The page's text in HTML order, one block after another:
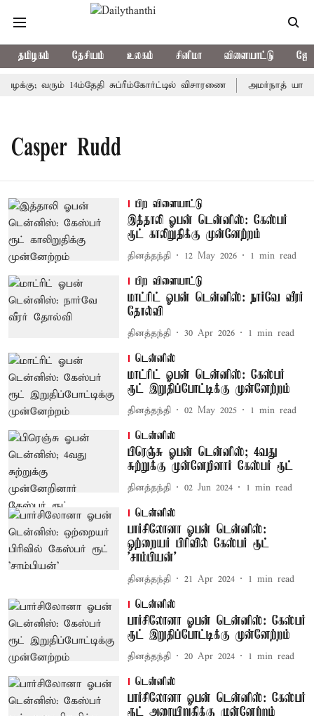
தமிழகம் தேசியம் உலகம் சினிமா விளையாட்டு
வரும் 14ம்தேதி சுப்ரீம்கோர்ட்டில் விசாரணை அமர்நாத்
Casper Rudd
பிற விளையாட்டு
இத்தாலி ஓபன் டென்னிஸ்: கேஸ்பர்
ரூட் காலிறுதிக்கு முன்னேற்றம்
தினத்தந்தி 12 May 2026 1 min read
பிற விளையாட்டு
மாட்ரிட் ஓபன் டென்னிஸ்: நார்வே வீரர்
தோல்வி
தினத்தந்தி 30 Apr 2026 1 min read
டென்னிஸ்
மாட்ரிட் ஓபன் டென்னிஸ்: கேஸ்பர்
ரூட் இறுதிப்போட்டிக்கு முன்னேற்றம்
தினத்தந்தி 02 May 2025 1 min read
டென்னிஸ்
பிரெஞ்சு ஓபன் டென்னிஸ்; 4வது
சுற்றுக்கு முன்னேறினார் கேஸ்பர் ரூட்
தினத்தந்தி 02 Jun 2024 1 min read
டென்னிஸ்
பார்சிலோனா ஓபன் டென்னிஸ்:
ஒற்றையர் பிரிவில் கேஸ்பர் ரூட்
'சாம்பியன்'
தினத்தந்தி 21 Apr 2024 1 min read
டென்னிஸ்
பார்சிலோனா ஓபன் டென்னிஸ்: கேஸ்பர்
ரூட் இறுதிப்போட்டிக்கு முன்னேற்றம்
தினத்தந்தி 20 Apr 2024 1 min read
டென்னிஸ்
பார்சிலோனா ஓபன் டென்னிஸ்: கேஸ்பர்
ரூட் அரையிறுதிக்கு முன்னேற்றம்